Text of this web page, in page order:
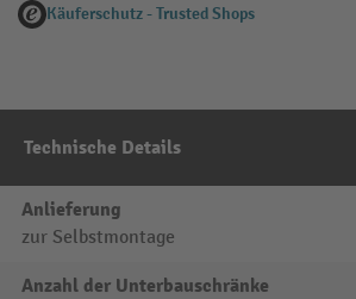
Käuferschutz - Trusted Shops
Technische Details
Anlieferung
zur Selbstmontage
Anzahl der Unterbauschränke